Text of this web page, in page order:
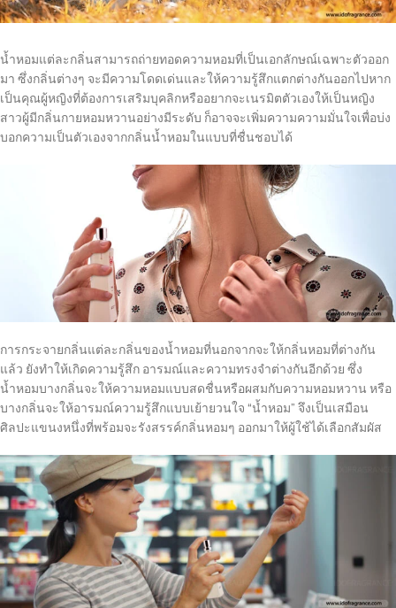
น้ำหอมแต่ละกลิ่นสามารถถ่ายทอดความหอมที่เป็นเอกลักษณ์เฉพาะตัวออก
มา ซึ่งกลิ่นต่างๆ จะมีความโดดเด่นและให้ความรู้สึกแตกต่างกันออกไปหาก
เป็นคุณผู้หญิงที่ต้องการเสริมบุคลิกหรืออยากจะเนรมิตตัวเองให้เป็นหญิง
สาวผู้มีกลิ่นกายหอมหวานอย่างมีระดับ ก็อาจจะเพิ่มความความมั่นใจเพื่อบ่ง
บอกความเป็นตัวเองจากกลิ่นน้ำหอมในแบบที่ชื่นชอบได้
การกระจายกลิ่นแต่ละกลิ่นของน้ำหอมที่นอกจากจะให้กลิ่นหอมที่ต่างกัน
แล้ว ยังทำให้เกิดความรู้สึก อารมณ์และความทรงจำต่างกันอีกด้วย ซึ่ง
น้ำหอมบางกลิ่นจะให้ความหอมแบบสดชื่นหรือผสมกับความหอมหวาน หรือ
บางกลิ่นจะให้อารมณ์ความรู้สึกแบบเย้ายวนใจ “น้ำหอม” จึงเป็นเสมือน
ศิลปะแขนงหนึ่งที่พร้อมจะรังสรรค์กลิ่นหอมๆ ออกมาให้ผู้ใช้ได้เลือกสัมผัส